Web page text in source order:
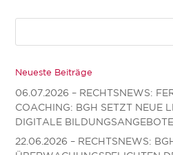
Neueste Beiträge
06.07.2026 – RECHTSNEWS:
COACHING: BGH SETZT NEUE
DIGITALE
22.06.2026 – RECHTSNEWS: